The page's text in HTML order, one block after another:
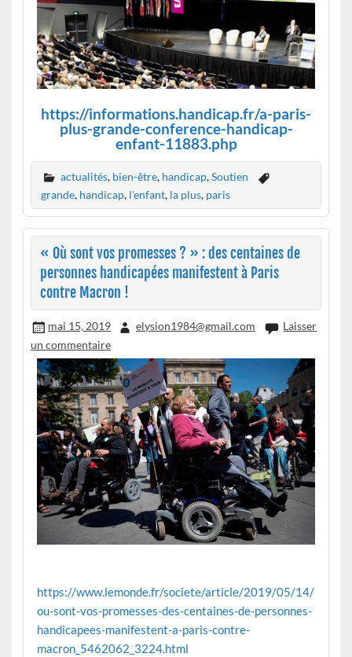
https://informations.handicap.fr/a-paris-
plus-grande-conference-handicap-
enfant-11883.php
actualités, bien-être, handicap,Soutien
grande, handicap, l'enfant, la plus, paris
« Où sont vos promesses ? » : des centaines de
personnes handicapées manifestent à Paris
contre Macron !
mai 15, 2019 elysion1984@gmail.com
Laisser
un commentaire
https://www.lemonde.fr/societe/article/2019/05/14/
ou-sont-vos-promesses-des-centaines-de-personnes-
handicapees-manifestent-a-paris-contre-
macron_5462062_3224.html